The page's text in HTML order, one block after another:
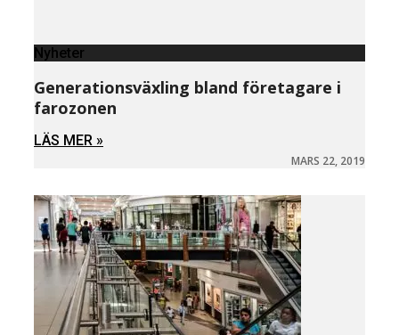
Nyheter
Generationsväxling bland företagare i
farozonen
LÄS MER »
MARS 22, 2019